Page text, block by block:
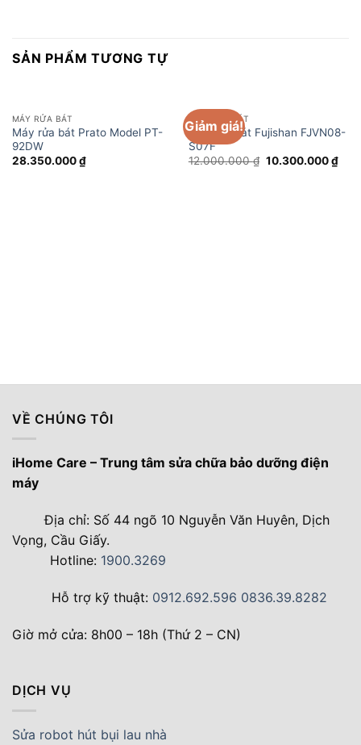
SẢN PHẨM TƯƠNG TỰ
MÁY RỬA BÁT
Máy rửa bát Prato Model PT-
92DW
28.350.000₫
Giảm giá!
MÁY RỬA BÁT
Máy rửa bát Fujishan FJVN08-
S07F
12.000.000₫ Giá
10.300.000₫Giá
hiện
VỀ CHÚNG TÔI
iHome Care – Trung tâm sửa chữa bảo dưỡng điện
máy
Địa chỉ: Số 44 ngõ 10 Nguyễn Văn Huyên, Dịch
Vọng, Cầu Giấy.
Hotline: 1900.3269
Hỗ trợ kỹ thuật: 0912.692.596 0836.39.8282
Giờ mở cửa: 8h00 – 18h (Thứ 2 – CN)
DỊCH VỤ
Sửa robot hút bụi lau nhà